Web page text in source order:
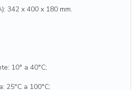
342 x 400 x 180 mm.
10° a 40°C;
25°C a 100°C;